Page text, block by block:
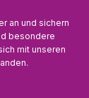
an und sichern
besondere
mit unseren